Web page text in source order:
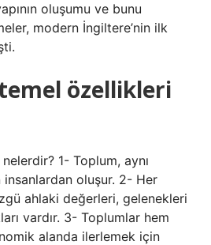
oluşumu ve bunu
modern İngiltere’nin ilk
özellikleri
1- Toplum, aynı
oluşur. 2- Her
ahlaki değerleri, gelenekleri
vardır. 3- Toplumlar hem
alanda ilerlemek için